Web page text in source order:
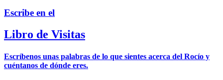
Escribe en el
Libro de Visitas
Escríbenos unas palabras de lo que sientes acerca del Rocío y
cuéntanos de dónde eres.